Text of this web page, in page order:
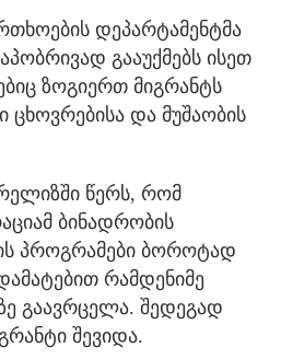
დეპარტამენტმა
გააუქმებს ისეთ
ზოგიერთ მიგრანტს
ცხოვრებისა და მუშაობის
წერს, რომ
ბინადრობის
პროგრამები ბოროტად
რამდენიმე
გაავრცელა. შედეგად
შევიდა.